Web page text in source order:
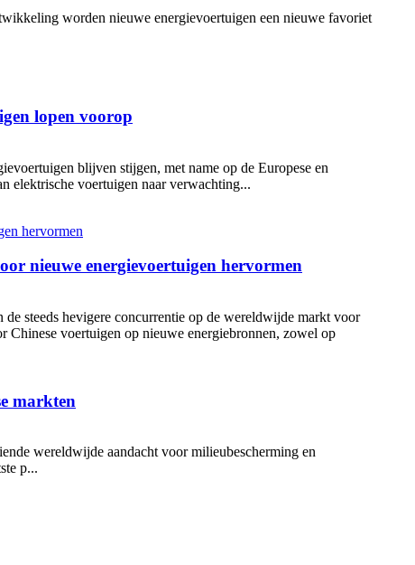
worden nieuwe energievoertuigen een nieuwe favoriet
lopen voorop
blijven stijgen, met name op de Europese en
elektrische voertuigen naar verwachting...
nieuwe energievoertuigen hervormen
steeds hevigere concurrentie op de wereldwijde markt voor
voertuigen op nieuwe energiebronnen, zowel op
markten
wereldwijde aandacht voor milieubescherming en
p...